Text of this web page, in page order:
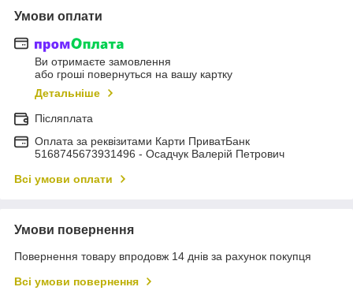
Умови оплати
Ви отримаєте замовлення
або гроші повернуться на вашу картку
Детальніше
Післяплата
Оплата за реквізитами Карти ПриватБанк
5168745673931496 - Осадчук Валерій Петрович
Всі умови оплати
Умови повернення
Повернення товару впродовж 14 днів за рахунок покупця
Всі умови повернення